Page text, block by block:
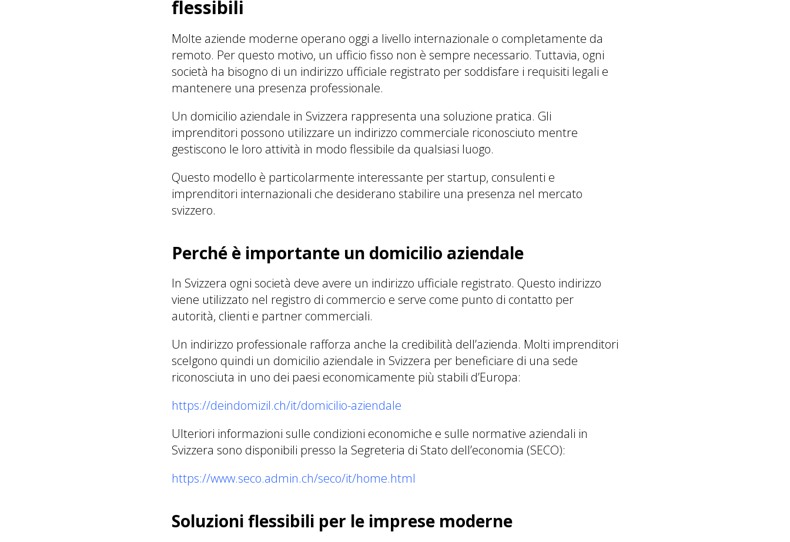
flessibili
Molte aziende moderne operano oggi a livello internazionale o completamente da
remoto. Per questo motivo, un ufficio fisso non è sempre necessario. Tuttavia, ogni
società ha bisogno di un indirizzo ufficiale registrato per soddisfare i requisiti legali e
mantenere una presenza professionale.
Un domicilio aziendale in Svizzera rappresenta una soluzione pratica. Gli
imprenditori possono utilizzare un indirizzo commerciale riconosciuto mentre
gestiscono le loro attività in modo flessibile da qualsiasi luogo.
Questo modello è particolarmente interessante per startup, consulenti e
imprenditori internazionali che desiderano stabilire una presenza nel mercato
svizzero.
Perché è importante un domicilio aziendale
In Svizzera ogni società deve avere un indirizzo ufficiale registrato. Questo indirizzo
viene utilizzato nel registro di commercio e serve come punto di contatto per
autorità, clienti e partner commerciali.
Un indirizzo professionale rafforza anche la credibilità dell’azienda. Molti imprenditori
scelgono quindi un domicilio aziendale in Svizzera per beneficiare di una sede
riconosciuta in uno dei paesi economicamente più stabili d’Europa:
https://deindomizil.ch/it/domicilio-aziendale
Ulteriori informazioni sulle condizioni economiche e sulle normative aziendali in
Svizzera sono disponibili presso la Segreteria di Stato dell’economia (SECO):
https://www.seco.admin.ch/seco/it/home.html
Soluzioni flessibili per le imprese moderne